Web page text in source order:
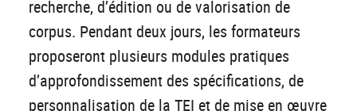
recherche, d’édition ou de valorisation de
corpus. Pendant deux jours, les formateurs
proposeront plusieurs modules pratiques
d’approfondissement des spécifications, de
personnalisation de la TEI et de mise en œuvre